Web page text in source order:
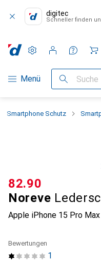
digitec
Schneller finden
Navigation nach Kategorien
Menü Suche
Einstellungen
Kundenkonto
Vergleichslisten
Merklisten
Warenkorb
Smartphone Schutz
Noreve
Apple iPhone 15 Pro Max
CHF
82.90
1
Bewertungen